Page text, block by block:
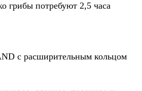
грибы потребуют 2,5 часа